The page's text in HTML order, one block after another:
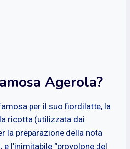
Agerola?
per il suo fiordilatte, la
ricotta (utilizzata dai
la preparazione della nota
e l'inimitabile “provolone del